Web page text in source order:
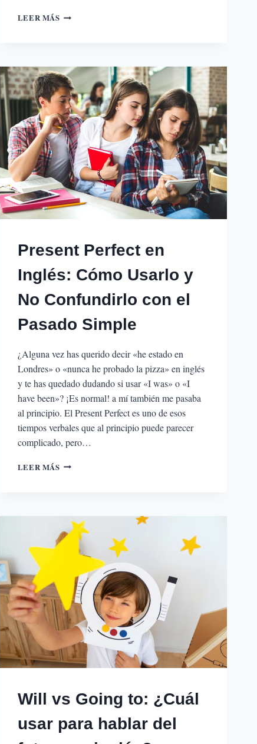
LEER MÁS“WHAT
APRENDIZAJE
BASADO
EN
EL
JUEGO
MEJORA
LA
MEMORIA
A
LARGO
PLAZO
Present Perfect en
Inglés: Cómo Usarlo y
No Confundirlo con el
Pasado Simple
¿Alguna vez has querido decir «he estado en
Londres» o «nunca he probado la pizza» en inglés
y te has quedado dudando si usar «I was» o «I
have been»? ¡Es normal! a mí también me pasaba
al principio. El Present Perfect es uno de esos
tiempos verbales que al principio puede parecer
complicado, pero…
LEER MÁSPRESENT
USARLO
Y
NO
CONFUNDIRLO
PASADO
SIMPLE
Will vs Going to: ¿Cuál
usar para hablar del